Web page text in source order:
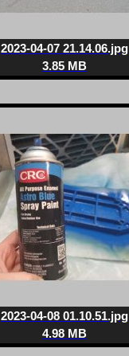
2023-04-07 21.14.06.jpg
3.85 MB
2023-04-08 01.10.51.jpg
4.98 MB